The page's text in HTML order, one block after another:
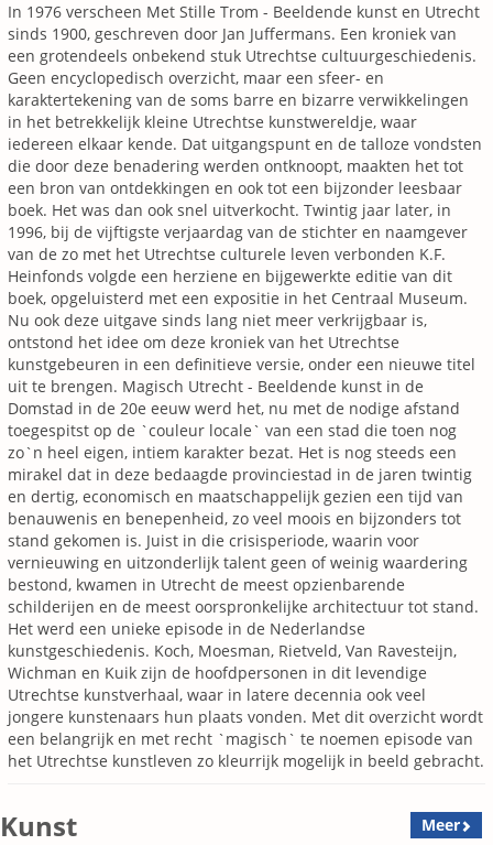
In 1976 verscheen Met Stille Trom - Beeldende kunst en Utrecht
sinds 1900, geschreven door Jan Juffermans. Een kroniek van
een grotendeels onbekend stuk Utrechtse cultuurgeschiedenis.
Geen encyclopedisch overzicht, maar een sfeer- en
karaktertekening van de soms barre en bizarre verwikkelingen
in het betrekkelijk kleine Utrechtse kunstwereldje, waar
iedereen elkaar kende. Dat uitgangspunt en de talloze vondsten
die door deze benadering werden ontknoopt, maakten het tot
een bron van ontdekkingen en ook tot een bijzonder leesbaar
boek. Het was dan ook snel uitverkocht. Twintig jaar later, in
1996, bij de vijftigste verjaardag van de stichter en naamgever
van de zo met het Utrechtse culturele leven verbonden K.F.
Heinfonds volgde een herziene en bijgewerkte editie van dit
boek, opgeluisterd met een expositie in het Centraal Museum.
Nu ook deze uitgave sinds lang niet meer verkrijgbaar is,
ontstond het idee om deze kroniek van het Utrechtse
kunstgebeuren in een definitieve versie, onder een nieuwe titel
uit te brengen. Magisch Utrecht - Beeldende kunst in de
Domstad in de 20e eeuw werd het, nu met de nodige afstand
toegespitst op de `couleur locale` van een stad die toen nog
zo`n heel eigen, intiem karakter bezat. Het is nog steeds een
mirakel dat in deze bedaagde provinciestad in de jaren twintig
en dertig, economisch en maatschappelijk gezien een tijd van
benauwenis en benepenheid, zo veel moois en bijzonders tot
stand gekomen is. Juist in die crisisperiode, waarin voor
vernieuwing en uitzonderlijk talent geen of weinig waardering
bestond, kwamen in Utrecht de meest opzienbarende
schilderijen en de meest oorspronkelijke architectuur tot stand.
Het werd een unieke episode in de Nederlandse
kunstgeschiedenis. Koch, Moesman, Rietveld, Van Ravesteijn,
Wichman en Kuik zijn de hoofdpersonen in dit levendige
Utrechtse kunstverhaal, waar in latere decennia ook veel
jongere kunstenaars hun plaats vonden. Met dit overzicht wordt
een belangrijk en met recht `magisch` te noemen episode van
het Utrechtse kunstleven zo kleurrijk mogelijk in beeld gebracht.
Kunst Meer